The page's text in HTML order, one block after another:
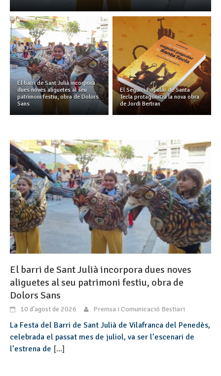
El barri de Sant Julià incorpora
dues noves aliguetes al seu
patrimoni festiu, obra de Dolors
Sans
El Seguici Popular de Santa
Tecla protagonitza la nova obra
de Jordi Bertran
El barri de Sant Julià incorpora dues noves
aliguetes al seu patrimoni festiu, obra de
Dolors Sans
10 d'agost de 2026 Premsa i Comunicació Bestiari
La Festa del Barri de Sant Julià de Vilafranca del Penedès,
celebrada el passat mes de juliol, va ser l’escenari de
l’estrena de [...]